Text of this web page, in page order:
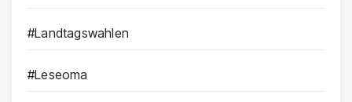
#Landtagswahlen
#Leseoma